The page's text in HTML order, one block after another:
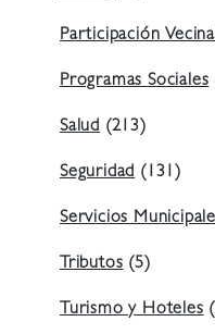
Participación
Programas Sociales
Salud (213)
Seguridad (131)
Servicios
Tributos (5)
Turismo y Hoteles